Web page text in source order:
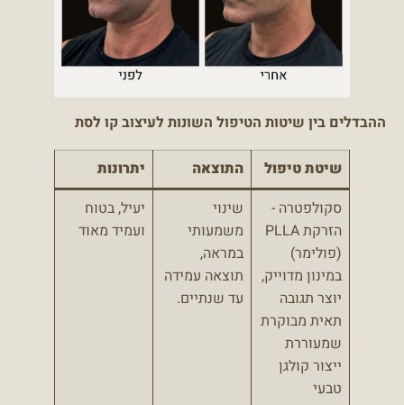
ההבדלים בין שיטות הטיפול השונות לעיצוב קו לסת
שיטת טיפול התוצאה
יתרונות
סקולפטרה -
הזרקת PLLA
(פולימר)
במינון מדוייק,
יוצר תגובה
תאית מבוקרת
שמעוררת
ייצור קולגן
טבעי
שינוי
משמעותי
במראה,
תוצאה עמידה
עד שנתיים.
יעיל, בטוח
ועמיד מאוד